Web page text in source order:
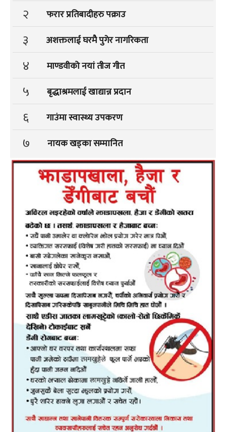
२ फरार प्रतिबादीहरु पक्राउ
३ अशक्तलाई घरमै पुगेर नागरिकता
४ माण्डवीको नयां तीज गीत
५ बृद्धाश्रमलाई खाद्यान्न प्रदान
६ गाउंमा स्वास्थ्य उपकरण
७ नायक खड्का सम्मानित